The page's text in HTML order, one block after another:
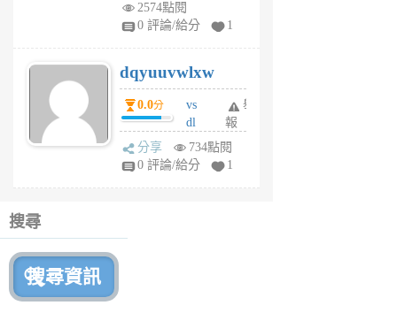
tu
6
個
月
前
2574點閱
0 評論/給分
1
dqyuuvwlxw
0.0分
vs
dl
sq
fy
舉
報
分享
734點閱
0 評論/給分
1
搜尋